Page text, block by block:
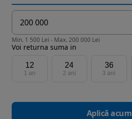
Min. 1 500 Lei - Max. 200 000 Lei
Voi returna suma in
12
1 an
24
2 ani
36
3 ani
Aplică acum